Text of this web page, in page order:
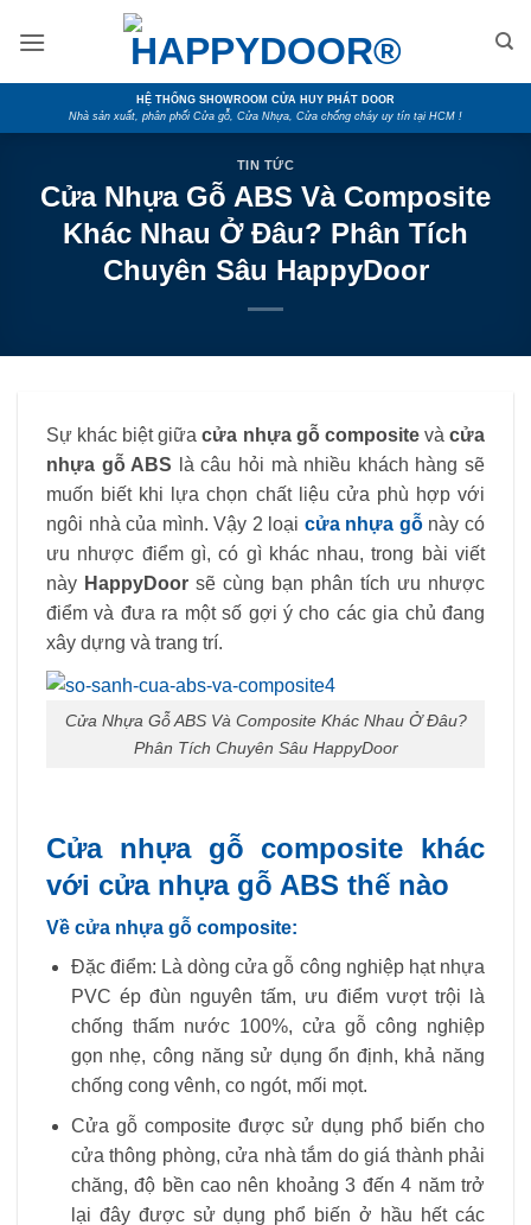
HỆ THỐNG SHOWROOM CỬA HUY PHÁT DOOR
Nhà sản xuất, phân phối Cửa gỗ, Cửa Nhựa, Cửa chống cháy uy tín tại HCM !
TIN TỨC
Cửa Nhựa Gỗ ABS Và Composite
Khác Nhau Ở Đâu? Phân Tích
Chuyên Sâu HappyDoor
Sự khác biệt giữacửa nhựa gỗ compositevàcửa
nhựa gỗ ABS là câu hỏi mà nhiều khách hàng sẽ
muốn biết khi lựa chọn chất liệu cửa phù hợp với
ngôi nhà của mình. Vậy 2 loại cửa nhựa gỗnày có
ưu nhược điểm gì, có gì khác nhau, trong bài viết
này HappyDoor sẽ cùng bạn phân tích ưu nhược
điểm và đưa ra một số gợi ý cho các gia chủ đang
xây dựng và trang trí.
Cửa Nhựa Gỗ ABS Và Composite Khác Nhau Ở Đâu?
Phân Tích Chuyên Sâu HappyDoor
Cửa nhựa gỗ composite khác
với cửa nhựa gỗ ABS thế nào
Về cửa nhựa gỗ composite:
Đặc điểm: Là dòng cửa gỗ công nghiệp hạt nhựa
PVC ép đùn nguyên tấm, ưu điểm vượt trội là
chống thấm nước 100%, cửa gỗ công nghiệp
gọn nhẹ, công năng sử dụng ổn định, khả năng
chống cong vênh, co ngót, mối mọt.
Cửa gỗ composite được sử dụng phổ biến cho
cửa thông phòng, cửa nhà tắm do giá thành phải
chăng, độ bền cao nên khoảng 3 đến 4 năm trở
lại đây được sử dụng phổ biến ở hầu hết các